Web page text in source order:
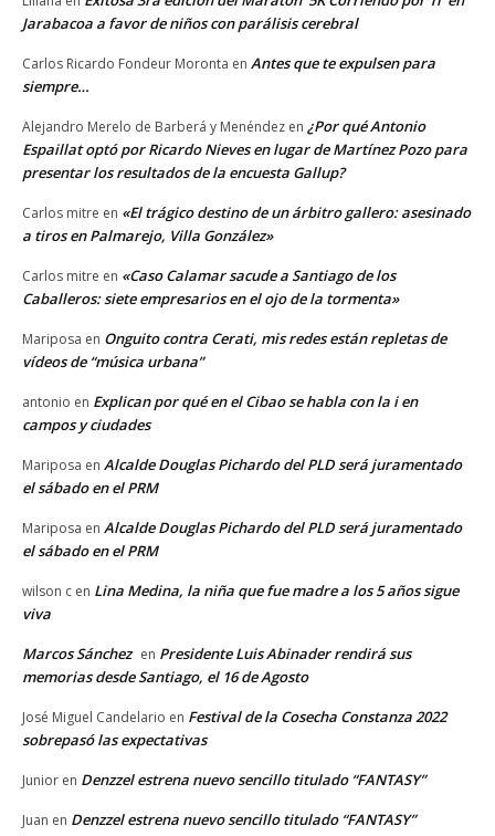
Jarabacoa a favor de niños con parálisis cerebral
Carlos Ricardo Fondeur Moronta en Antes que te expulsen para
siempre…
Alejandro Merelo de Barberá y Menéndez en ¿Por qué Antonio
Espaillat optó por Ricardo Nieves en lugar de Martínez Pozo para
presentar los resultados de la encuesta Gallup?
Carlos mitre en «El trágico destino de un árbitro gallero: asesinado
a tiros en Palmarejo, Villa González»
Carlos mitre en «Caso Calamar sacude a Santiago de los
Caballeros: siete empresarios en el ojo de la tormenta»
Mariposa en Onguito contra Cerati, mis redes están repletas de
vídeos de “música urbana”
antonio en Explican por qué en el Cibao se habla con la i en
campos y ciudades
Mariposa en Alcalde Douglas Pichardo del PLD será juramentado
el sábado en el PRM
Mariposa en Alcalde Douglas Pichardo del PLD será juramentado
el sábado en el PRM
wilson c en Lina Medina, la niña que fue madre a los 5 años sigue
viva
Marcos Sánchez en Presidente Luis Abinader rendirá sus
memorias desde Santiago, el 16 de Agosto
José Miguel Candelario en Festival de la Cosecha Constanza 2022
sobrepasó las expectativas
Junior en Denzzel estrena nuevo sencillo titulado “FANTASY”
Juan en Denzzel estrena nuevo sencillo titulado “FANTASY”